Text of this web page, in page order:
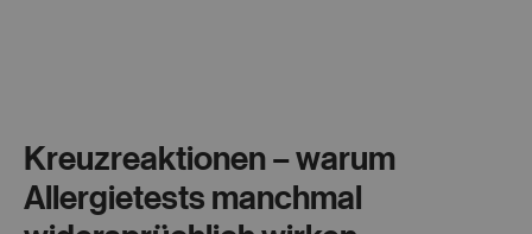
Kreuzreaktionen – warum
Allergietests manchmal